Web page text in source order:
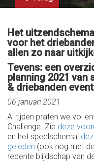
Het
voor het
allen zo naar
Tevens: een
planning 2021 van
& driebanden
06 januari 2021
Al tijden praten we vol
Challenge. Zie deze
en het speelschema,
geleden (ook nog met
recente blijdschap van